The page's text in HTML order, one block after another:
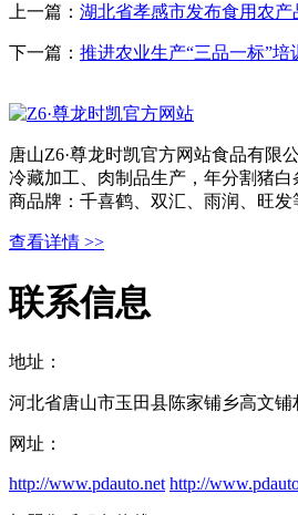
上一篇： 湖北省孝感市发布食用农产
下一篇： 推进农业生产“三品一标”培
唐山Z6·尊龙时凯官方网站食品有限
冷藏加工、肉制品生产，年分割猪
商品牌：千喜鹤、双汇、雨润、旺发
查看详情 >>
联系信息
地址：
河北省唐山市玉田县陈家铺乡高文铺
网址：
http://www.pdauto.net http://